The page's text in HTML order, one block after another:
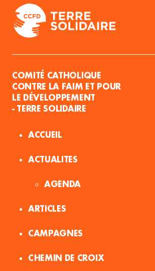
COMITÉ CATHOLIQUE
CONTRE LA FAIM ET POUR
LE DÉVELOPPEMENT
- TERRE SOLIDAIRE
ACCUEIL
ACTUALITES
AGENDA
ARTICLES
CAMPAGNES
CHEMIN DE CROIX